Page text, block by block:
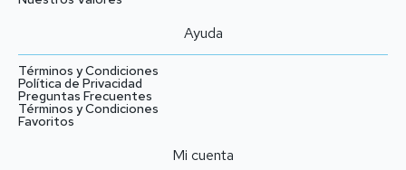
Ayuda
Términos y Condiciones
Política de Privacidad
Preguntas Frecuentes
Términos y Condiciones
Favoritos
Mi cuenta